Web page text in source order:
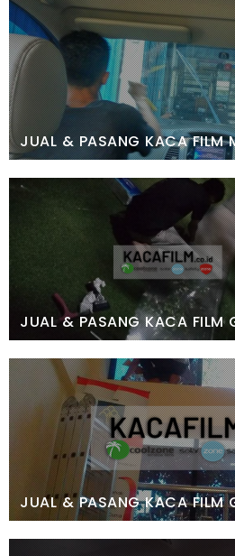
JUAL & PASANG KACA FILM
JUAL & PASANG KACA FILM
JUAL & PASANG KACA FILM